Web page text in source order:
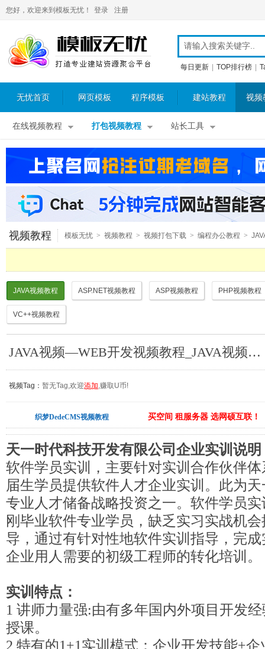
您好，欢迎来到模板无忧！ 登录 注册
每日更新 TOP排行榜
无忧首页 网页模板 程序模板 建站教程 视频
在线视频教程 打包视频教程 站长工具
视频教程 模板无忧 > 视频教程 > 视频打包下载 > 编程办公教程 >
频教程 >
JAVA视频教程 ASP.NET视频教程 ASP视频教程 PHP视频教程
VC++视频教程
JAVA视频—WEB开发视频教程_JAVA视频教程
视频Tag： 暂无Tag,欢迎添加,赚取U币!
织梦DedeCMS视频教程 买空间 租服务器 选网硕互联！
天一时代科技开发有限公司企业实训说明
软件学员实训，主要针对实训合作伙伴
届生学员提供软件人才企业实训。此为
专业人才储备战略投资之一。软件学员
刚毕业软件专业学员，缺乏实习实战机
导，通过有针对性地软件实训指导，完
企业用人需要的初级工程师的转化培训。
实训特点：
1 讲师力量强:由有多年国内外项目开发
授课。
2 特有的1+1实训模式：企业开发技能+